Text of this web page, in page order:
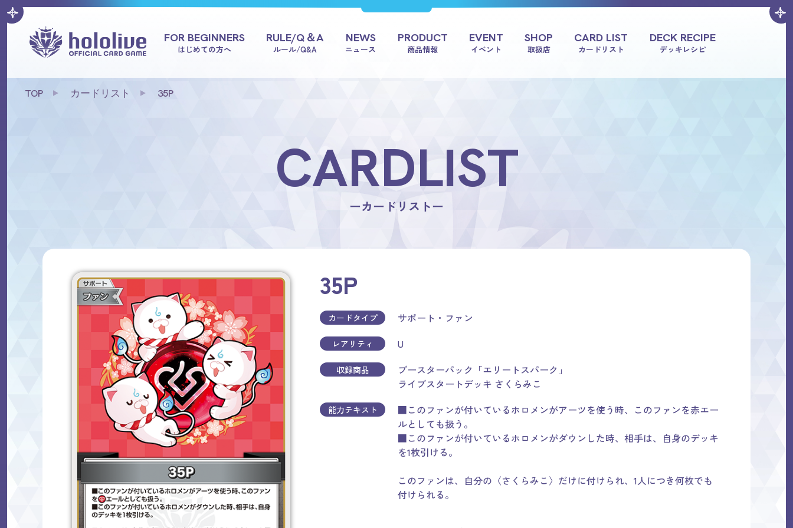
FOR BEGINNERS
はじめての方へ
RULE/Q＆A
ルール/Q&A
NEWS
ニュース
PRODUCT
商品情報
EVENT
イベント
SHOP
取扱店
CARD LIST
カードリスト
DECK RECIPE
デッキレシピ
TOP カードリスト 35P
CARDLIST
ーカードリストー
35P
カードタイプ サポート・ファン
レアリティ U
収録商品
ブースターパック「エリートスパーク」
ライブスタートデッキ さくらみこ
能力テキスト
■このファンが付いているホロメンがアーツを使う時、このファンを赤エー
ルとしても扱う。
■このファンが付いているホロメンがダウンした時、相手は、自身のデッキ
を1枚引ける。
このファンは、自分の〈さくらみこ〉だけに付けられ、1人につき何枚でも
付けられる。